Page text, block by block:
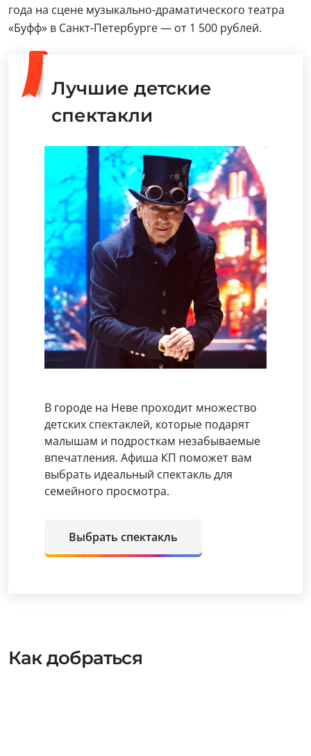
года на сцене музыкально-драматического театра
«Буфф» в Санкт-Петербурге — от 1 500 рублей.
Лучшие детские
спектакли
В городе на Неве проходит множество
детских спектаклей, которые подарят
малышам и подросткам незабываемые
впечатления. Афиша КП поможет вам
выбрать идеальный спектакль для
семейного просмотра.
Выбрать спектакль
Как добраться